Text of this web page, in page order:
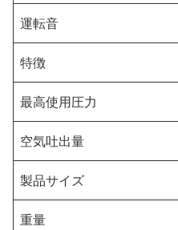
運転音
特徴
最高使用圧力
空気吐出量
製品サイズ
重量